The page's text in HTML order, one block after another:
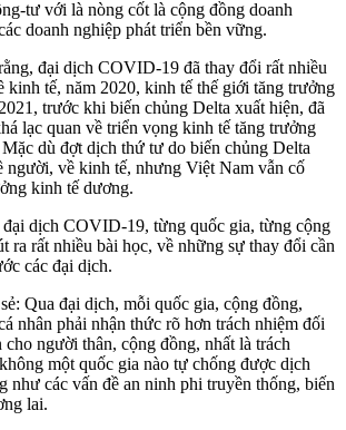
tư với là nòng cốt là cộng đồng doanh
doanh nghiệp phát triển bền vững.
đại dịch COVID-19 đã thay đổi rất nhiều
kinh tế, năm 2020, kinh tế thế giới tăng trưởng
trước khi biến chủng Delta xuất hiện, đã
lạc quan về triển vọng kinh tế tăng trưởng
dù đợt dịch thứ tư do biến chủng Delta
người, về kinh tế, nhưng Việt Nam vẫn cố
kinh tế dương.
đại dịch COVID-19, từng quốc gia, từng cộng
ra rất nhiều bài học, về những sự thay đổi cần
các đại dịch.
Qua đại dịch, mỗi quốc gia, cộng đồng,
nhân phải nhận thức rõ hơn trách nhiệm đối
người thân, cộng đồng, nhất là trách
một quốc gia nào tự chống được dịch
như các vấn đề an ninh phi truyền thống, biến
lai.